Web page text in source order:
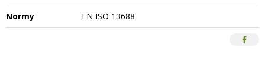
Normy
EN ISO 13688